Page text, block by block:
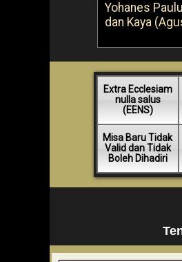
Yohanes
dan Kaya
Extra Ecclesiam
nulla salus
(EENS)
Misa Baru Tidak
Valid dan Tidak
Boleh Dihadiri